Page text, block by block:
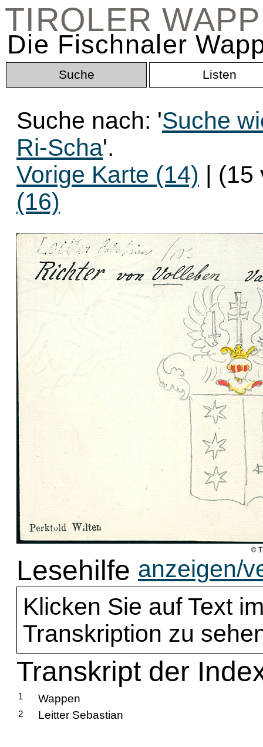
TIROLER
Die Fischnaler
Suche Listen
Suche nach: 'Suche
Ri-Scha'.
Vorige Karte (14) | (15
(16)
Lesehilfe anzeigen/
Klicken Sie auf Text
Transkription zu
Transkript der
1 Wappen
2 Leitter Sebastian